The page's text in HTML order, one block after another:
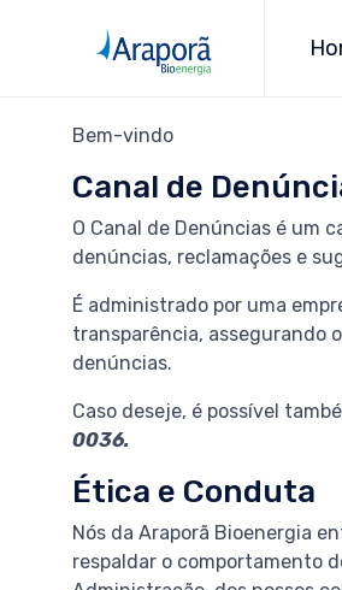
Bem-vindo
Canal de
O Canal de Denúncias é um
denúncias, reclamações e
É administrado por uma
transparência, assegurando
denúncias.
Caso deseje, é possível
0036.
Ética e Conduta
Nós da Araporã Bioenergia
respaldar o comportamento